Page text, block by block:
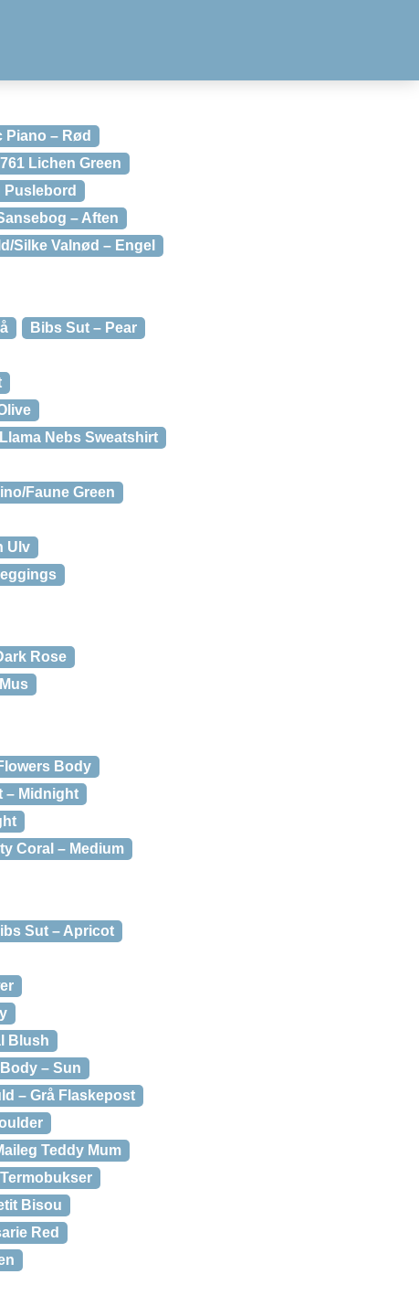
Piano – Rød
Lichen Green
Puslebord
– Aften
Silke Valnød – Engel
Bibs Sut – Pear
Nebs Sweatshirt
Faune Green
Ulv
Rose
Body
– Midnight
Coral – Medium
Sut – Apricot
Blush
– Sun
– Grå Flaskepost
Teddy Mum
Bisou
Red